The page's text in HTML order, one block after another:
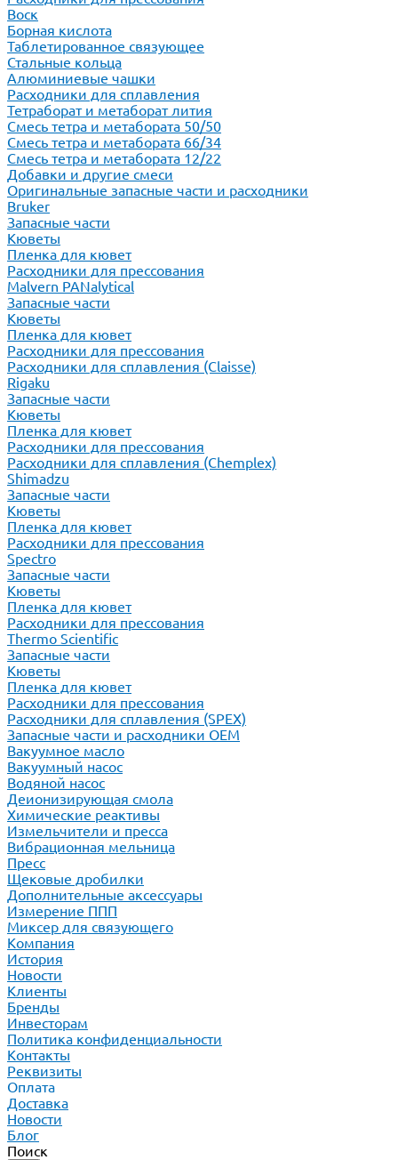
Воск
Борная кислота
Таблетированное связующее
Стальные кольца
Алюминиевые чашки
Расходники для сплавления
Тетраборат и метаборат лития
Смесь тетра и метабората 50/50
Смесь тетра и метабората 66/34
Смесь тетра и метабората 12/22
Добавки и другие смеси
Оригинальные запасные части и расходники
Bruker
Запасные части
Кюветы
Пленка для кювет
Расходники для прессования
Malvern PANalytical
Запасные части
Кюветы
Пленка для кювет
Расходники для прессования
Расходники для сплавления (Claisse)
Rigaku
Запасные части
Кюветы
Пленка для кювет
Расходники для прессования
Расходники для сплавления (Chemplex)
Shimadzu
Запасные части
Кюветы
Пленка для кювет
Расходники для прессования
Spectro
Запасные части
Кюветы
Пленка для кювет
Расходники для прессования
Thermo Scientific
Запасные части
Кюветы
Пленка для кювет
Расходники для прессования
Расходники для сплавления (SPEX)
Запасные части и расходники ОЕМ
Вакуумное масло
Вакуумный насос
Водяной насос
Деионизирующая смола
Химические реактивы
Измельчители и пресса
Вибрационная мельница
Пресс
Щековые дробилки
Дополнительные аксессуары
Измерение ППП
Миксер для связующего
Компания
История
Новости
Клиенты
Бренды
Инвесторам
Политика конфиденциальности
Контакты
Реквизиты
Оплата
Доставка
Новости
Блог
Поиск